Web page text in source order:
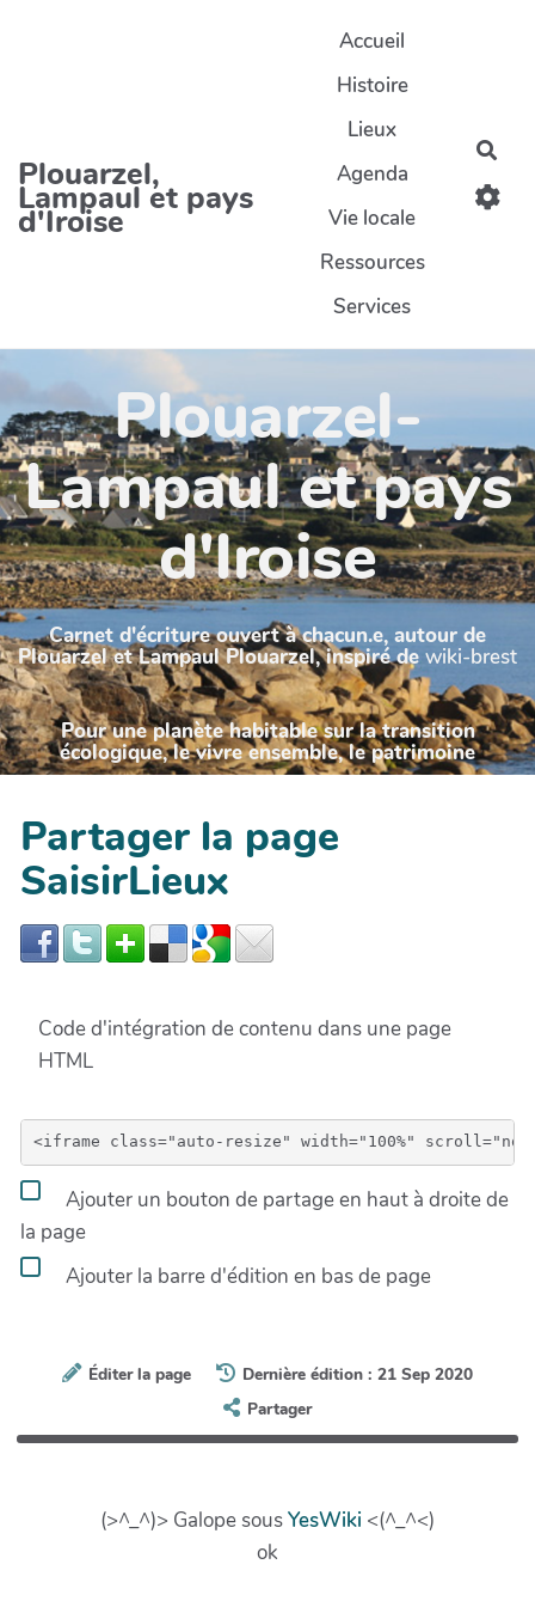
Plouarzel,
Lampaul et pays
d'Iroise
Accueil
Histoire
Lieux
Agenda
Vie locale
Ressources
Services
Plouarzel-
Lampaul et pays
d'Iroise
Carnet d'écriture ouvert à chacun.e, autour de
Plouarzel et Lampaul Plouarzel, inspiré de wiki-brest
Pour une planète habitable sur la transition
écologique, le vivre ensemble, le patrimoine
Partager la page
SaisirLieux
Code d'intégration de contenu dans une page
HTML
Ajouter un bouton de partage en haut à droite de
la page
Ajouter la barre d'édition en bas de page
Éditer la page
Dernière édition : 21 Sep 2020
Partager
(>^_^)> Galope sousYesWiki <(^_^<)
ok